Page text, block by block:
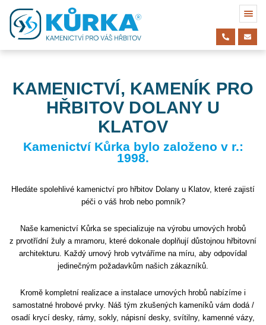
KAMENICTVÍ, KAMENÍK PRO
HŘBITOV DOLANY U
KLATOV
Kamenictví Kůrka bylo založeno v r.:
1998.
Hledáte spolehlivé kamenictví pro hřbitov Dolany u Klatov, které zajistí
péči o váš hrob nebo pomník?
Naše kamenictví Kůrka se specializuje na výrobu urnových hrobů
z prvotřídní žuly a mramoru, které dokonale doplňují důstojnou hřbitovní
architekturu. Každý urnový hrob vytváříme na míru, aby odpovídal
jedinečným požadavkům našich zákazníků.
Kromě kompletní realizace a instalace urnových hrobů nabízíme i
samostatné hrobové prvky. Náš tým zkušených kameníků vám dodá /
osadí krycí desky, rámy, sokly, nápisní desky, svítilny, kamenné vázy,